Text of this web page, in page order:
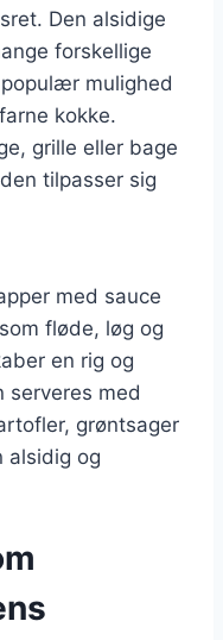
Den alsidige
forskellige
mulighed
kokke.
grille eller bage
tilpasser sig
med sauce
fløde, løg og
en rig og
serveres med
grøntsager
alsidig og